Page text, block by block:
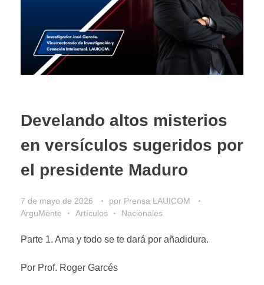
Develando altos misterios
en versículos sugeridos por
el presidente Maduro
7 de mayo de 2026 por Prensa LAUICOM
ArguMente
Artículos Nacionales
Parte 1. Ama y todo se te dará por añadidura.
Por Prof. Roger Garcés